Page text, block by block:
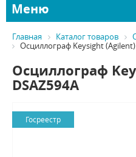
Меню
Главная Каталог товаров
Осциллограф Keysight (Agilent)
Осциллограф
DSAZ594A
Госреестр